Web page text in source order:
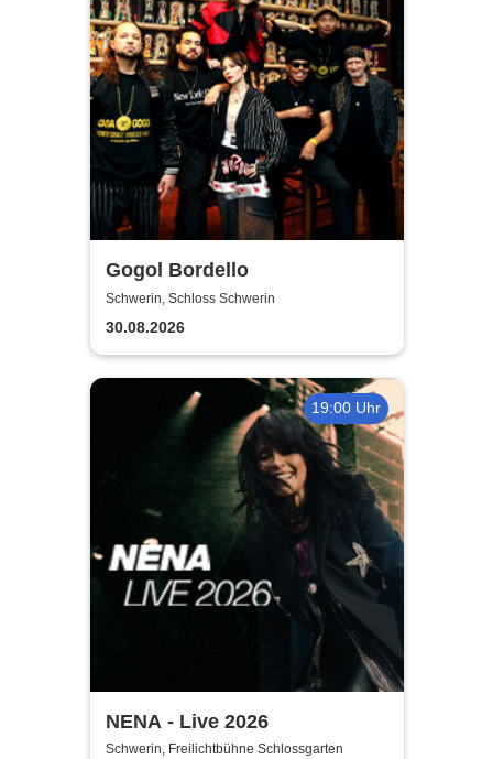
Gogol Bordello
Schwerin, Schloss Schwerin
30.08.2026
19:00 Uhr
NENA - Live 2026
Schwerin, Freilichtbühne Schlossgarten